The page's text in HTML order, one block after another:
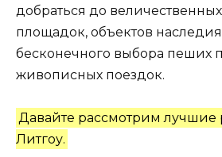
добраться до
площадок, объектов
бесконечного выбора пеших
живописных поездок.
Давайте рассмотрим лучшие
Литгоу.